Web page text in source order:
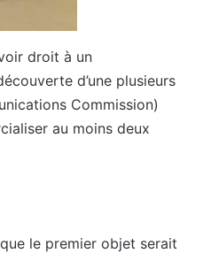
droit à un
d’une plusieurs
Commission)
au moins deux
le premier objet serait